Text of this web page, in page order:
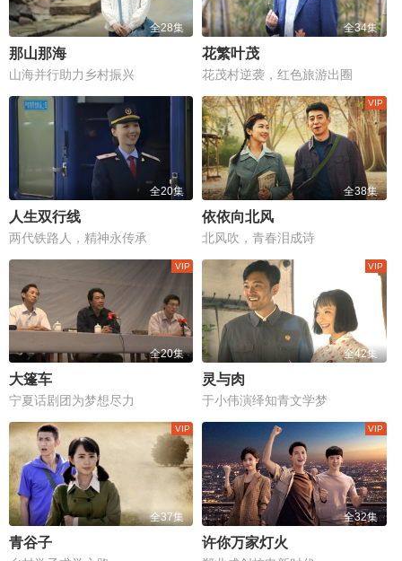
全28集
那山那海
山海并行助力乡村振兴
全34集
花繁叶茂
花茂村逆袭，红色旅游出圈
全20集
人生双行线
两代铁路人，精神永传承
全38集
依依向北风
北风吹，青春泪成诗
全20集
大篷车
宁夏话剧团为梦想尽力
全42集
灵与肉
于小伟演绎知青文学梦
全37集
青谷子
全32集
许你万家灯火